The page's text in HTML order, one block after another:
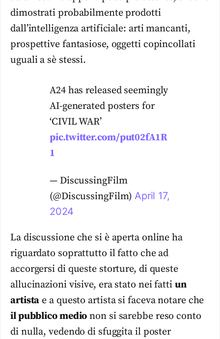
dimostrati probabilmente prodotti
dall’intelligenza artificiale: arti mancanti,
prospettive fantasiose, oggetti copincollati
uguali a sè stessi.
A24 has released seemingly
AI-generated posters for
‘CIVIL WAR’
pic.twitter.com/put02fA1R
1
— DiscussingFilm
(@DiscussingFilm)April 17,
2024
La discussione che si è aperta online ha
riguardato soprattutto il fatto che ad
accorgersi di queste storture, di queste
allucinazioni visive, era stato nei fatti un
artista e a questo artista si faceva notare che
il pubblico medio non si sarebbe reso conto
di nulla, vedendo di sfuggita il poster